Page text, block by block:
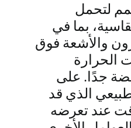
لتحمل
بما في
والأشعة فوق
الحرارة
جدًا. على
الذي قد
عند تعرضه